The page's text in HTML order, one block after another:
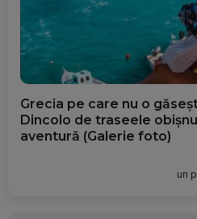
Grecia pe care nu o
Dincolo de traseele
aventură (Galerie foto)
un